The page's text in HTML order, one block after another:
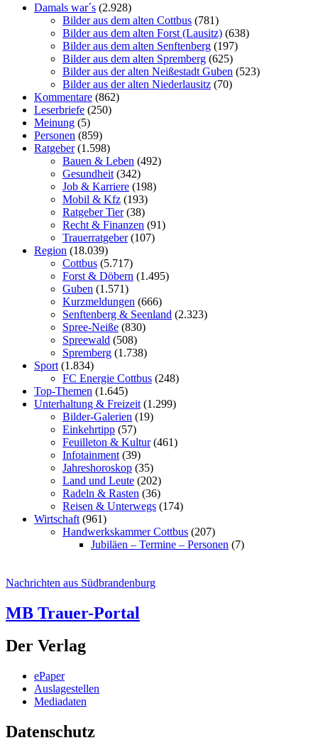
Damals war´s (2.928)
Bilder aus dem alten Cottbus (781)
Bilder aus dem alten Forst (Lausitz) (638)
Bilder aus dem alten Senftenberg (197)
Bilder aus dem alten Spremberg (625)
Bilder aus der alten Neißestadt Guben (523)
Bilder aus der alten Niederlausitz (70)
Kommentare (862)
Leserbriefe (250)
Meinung (5)
Personen (859)
Ratgeber(1.598)
Bauen & Leben (492)
Gesundheit (342)
Job & Karriere (198)
Mobil & Kfz (193)
Ratgeber Tier(38)
Recht & Finanzen (91)
Trauerratgeber(107)
Region (18.039)
Cottbus (5.717)
Forst & Döbern (1.495)
Guben (1.571)
Kurzmeldungen (666)
Senftenberg & Seenland (2.323)
Spree-Neiße (830)
Spreewald (508)
Spremberg (1.738)
Sport (1.834)
FC Energie Cottbus (248)
Top-Themen (1.645)
Unterhaltung & Freizeit (1.299)
Bilder-Galerien (19)
Einkehrtipp (57)
Feuilleton & Kultur(461)
Infotainment (39)
Jahreshoroskop (35)
Land und Leute (202)
Radeln & Rasten (36)
Reisen & Unterwegs (174)
Wirtschaft (961)
Handwerkskammer Cottbus (207)
Jubiläen – Termine – Personen (7)
Nachrichten aus Südbrandenburg
MB Trauer-Portal
Der Verlag
ePaper
Auslagestellen
Mediadaten
Datenschutz